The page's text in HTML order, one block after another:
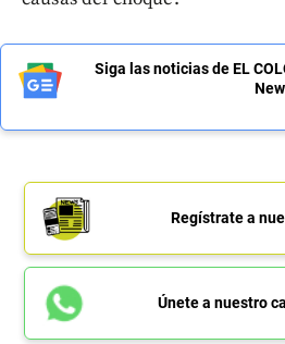
Siga las noticias de EL
Regístrate a
Únete a nuestro